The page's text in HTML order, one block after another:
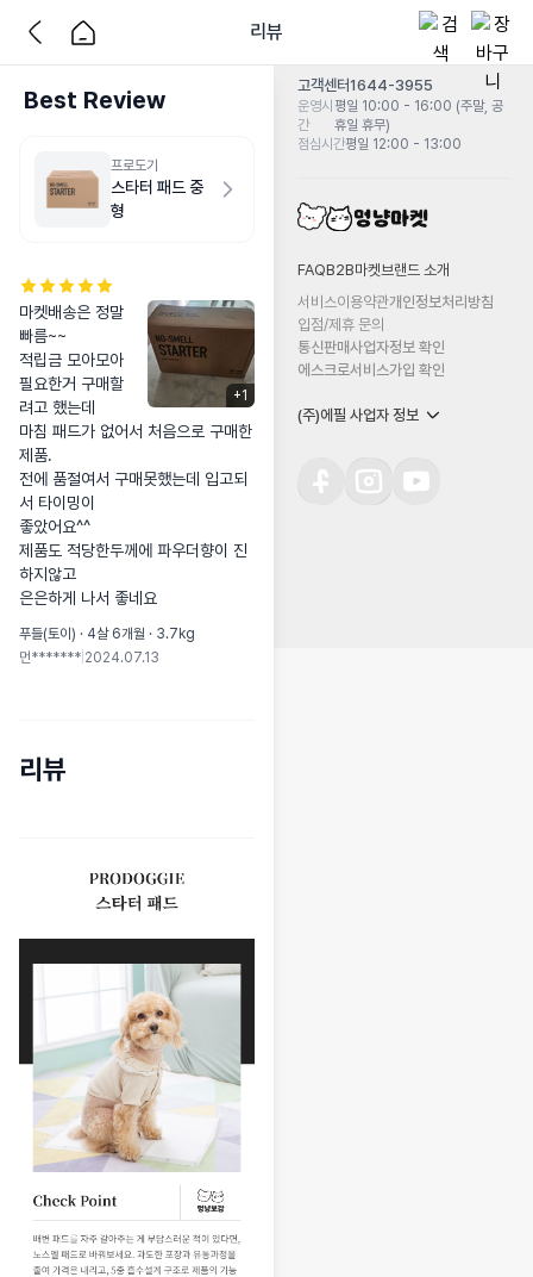
리뷰
Best Review
프로도기
스타터 패드 중
형
+1
마켓배송은 정말
빠름~~
적립금 모아모아
필요한거 구매할
려고 했는데
마침 패드가 없어서 처음으로 구매한
제품.
전에 품절여서 구매못했는데 입고되
서 타이밍이
좋았어요^^
제품도 적당한두께에 파우더향이 진
하지않고
은은하게 나서 좋네요
푸들(토이) · 4살 6개월 · 3.7kg
먼******* 2024.07.13
리뷰
고객센터1644-3955
운영시
간
평일 10:00 - 16:00 (주말, 공
휴일 휴무)
점심시간평일 12:00 - 13:00
FAQB2B마켓 브랜드 소개
서비스이용약관개인정보처리방침
입점/제휴 문의
통신판매사업자정보 확인
에스크로서비스가입 확인
(주)에필 사업자 정보